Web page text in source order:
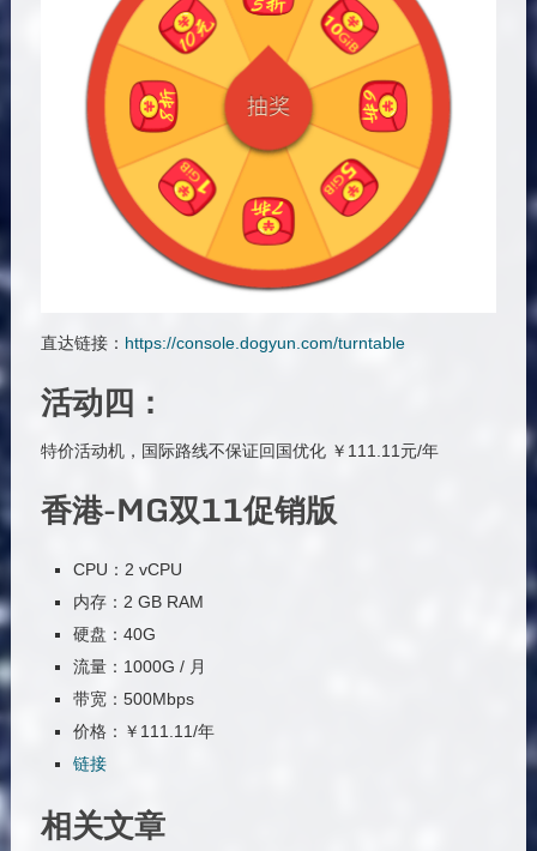
直达链接： https://console.dogyun.com/turntable
活动四：
特价活动机，国际路线不保证回国优化 ￥111.11元/年
香港-MG双11促销版
CPU：2 vCPU
内存：2 GB RAM
硬盘：40G
流量：1000G / 月
带宽：500Mbps
价格：￥111.11/年
链接
相关文章